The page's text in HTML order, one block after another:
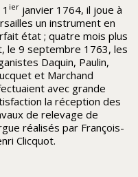
ier janvier 1764, il joue à
un instrument en
état ; quatre mois plus
le 9 septembre 1763, les
Daquin, Paulin,
et Marchand
avec grande
la réception des
de relevage de
réalisés par François-
Clicquot.